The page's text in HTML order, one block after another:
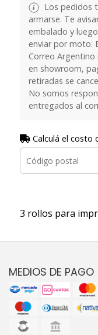
Los pedidos
armarse. Te
embalado y
enviar por moto.
Correo
en showroom,
retiradas se
No somos
entregados al
Calculá el costo
3 rollos para
MEDIOS DE PAGO